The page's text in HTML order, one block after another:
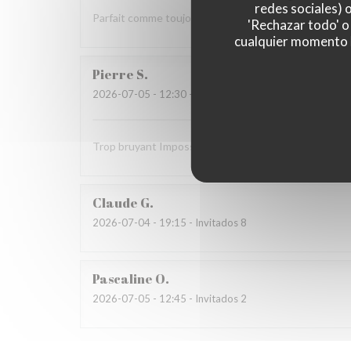
redes sociales)
'Rechazar todo'
cualquier momento
Parfait comme toujours !
Pierre S
2026-07-05 - 12:30 - Invitados 9
Trop bruyant Impossible de parler Salade Caesar
Claude G
2026-07-04 - 19:15 - Invitados 8
Pascaline O
2026-07-05 - 12:45 - Invitados 2